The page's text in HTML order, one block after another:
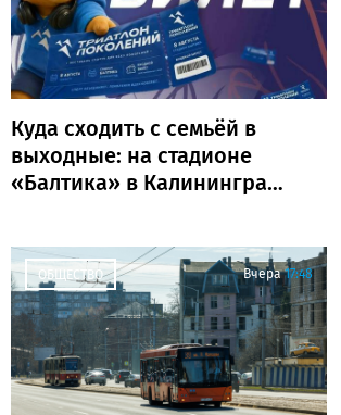
Куда сходить с семьёй в
выходные: на стадионе
«Балтика» в Калининграде
ОБЩЕСТВО Вчера 17:48